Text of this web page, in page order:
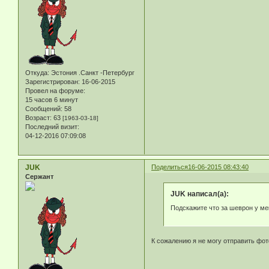
Откуда: Эстония .Санкт -Петербург
Зарегистрирован: 16-06-2015
Провел на форуме:
15 часов 6 минут
Сообщений: 58
Возраст: 63 [1963-03-18]
Последний визит:
04-12-2016 07:09:08
Поделиться16-06-2015 08:43:40
JUK
Сержант
JUK написал(а):
Подскажите что за шеврон у
К сожалению я не могу отправить